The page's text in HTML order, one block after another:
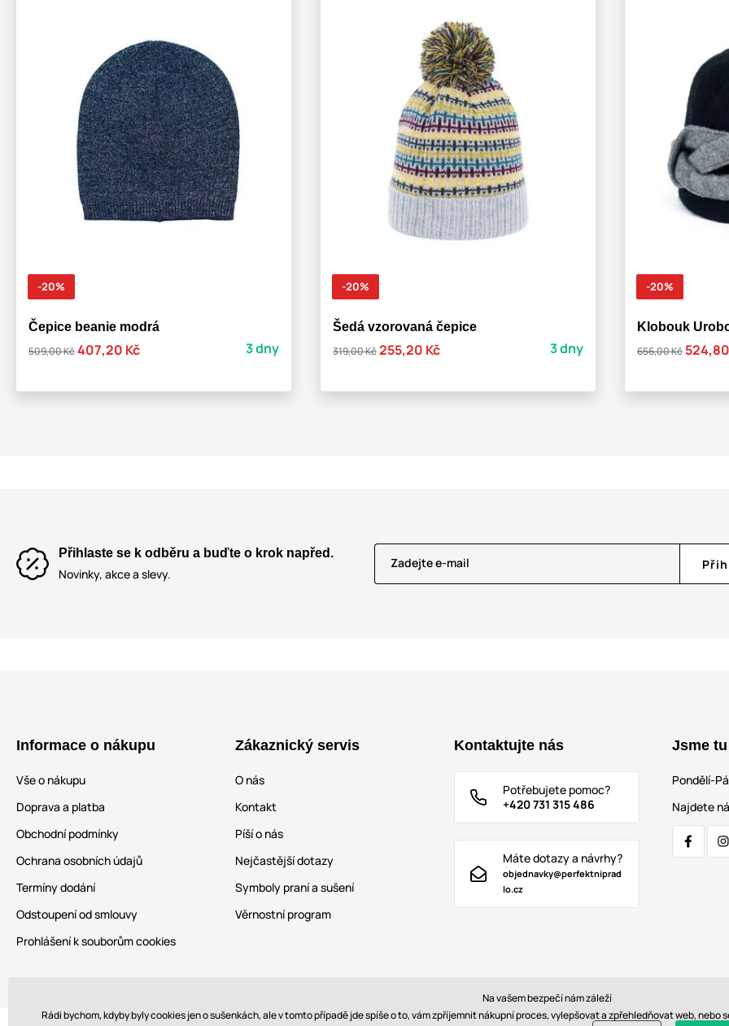
-20%
Čepice beanie modrá
509,00 Kč407,20 Kč 3 dny
-20%
Šedá vzorovaná čepice
319,00 Kč255,20 Kč 3 dny
-20%
Klobouk
656,00 Kč
Přihlaste se k odběru a buďte o krok napřed.
Novinky, akce a slevy.
Zadejte e-mail
Informace o nákupu
Vše o nákupu
Doprava a platba
Obchodní podmínky
Ochrana osobních údajů
Termíny dodání
Odstoupení od smlouvy
Prohlášení k souborům cookies
Zákaznický servis
O nás
Kontakt
Píší o nás
Nejčastější dotazy
Symboly praní a sušení
Věrnostní program
Kontaktujte nás
Potřebujete pomoc?
+420 731 315 486
Máte dotazy a návrhy?
objednavky@perfektniprad
lo.cz
Jsme
Pondělí-
Najdete
Na vašem bezpečí nám záleží
Rádi bychom, kdyby byly cookies jen o sušenkách, ale v tomto případě jde spíše o to, vám zpříjemnit nákupní proces, vylepšovat a zpřehledňovat web,